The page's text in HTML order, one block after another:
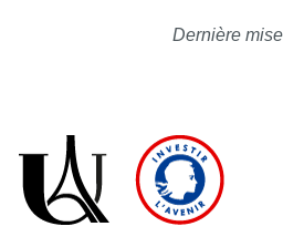
Dernière